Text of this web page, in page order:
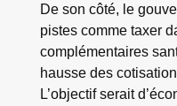
De son côté, le
pistes comme taxer
complémentaires
hausse des
L’objectif serait